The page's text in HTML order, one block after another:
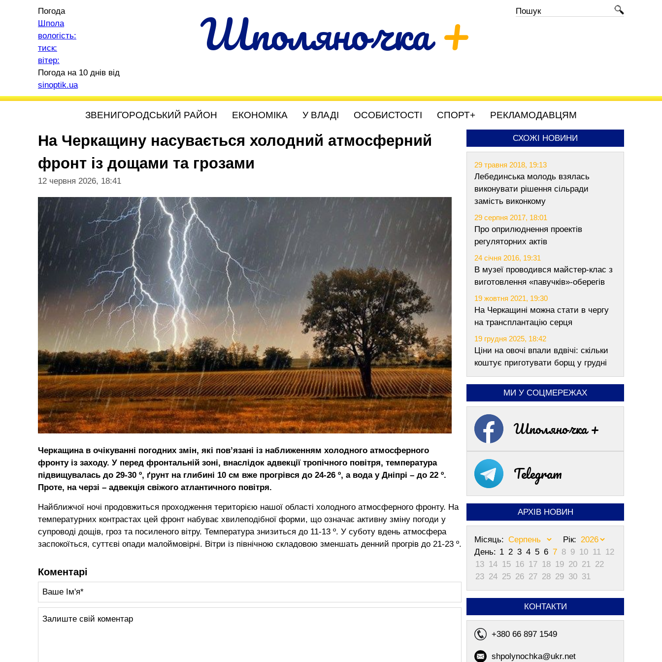
Шполяночка+
Погода
Шпола
вологість:
тиск:
вітер:
Погода на 10 днів від
sinoptik.ua
ЗВЕНИГОРОДСЬКИЙ РАЙОН ЕКОНОМІКА У ВЛАДІ ОСОБИСТОСТІ СПОРТ+ РЕКЛАМОДАВЦЯМ
На Черкащину насувається холодний атмосферний
фронт із дощами та грозами
12 червня 2026, 18:41
Черкащина в очікуванні погодних змін, які пов’язані із наближенням холодного атмосферного
фронту із заходу. У перед фронтальній зоні, внаслідок адвекції тропічного повітря, температура
підвищувалась до 29-30 º, ґрунт на глибині 10 см вже прогрівся до 24-26 º, а вода у Дніпрі – до 22 º.
Проте, на черзі – адвекція свіжого атлантичного повітря.
Найближчої ночі продовжиться проходження територією нашої області холодного атмосферного фронту. На
температурних контрастах цей фронт набуває хвилеподібної форми, що означає активну зміну погоди у
супроводі дощів, гроз та посиленого вітру. Температура знизиться до 11-13 º. У суботу вдень атмосфера
заспокоїться, суттєві опади малоймовірні. Вітри із північною складовою зменшать денний прогрів до 21-23 º.
Коментарі
СХОЖІ НОВИНИ
29 травня 2018, 19:13
Лебединська молодь взялась
виконувати рішення сільради
замість виконкому
29 серпня 2017, 18:01
Про оприлюднення проектів
регуляторних актів
24 січня 2016, 19:31
В музеї проводився майстер-клас з
виготовлення «павучків»-оберегів
19 жовтня 2021, 19:30
На Черкащині можна стати в чергу
на трансплантацію серця
19 грудня 2025, 18:42
Ціни на овочі впали вдвічі: скільки
коштує приготувати борщ у грудні
МИ У СОЦМЕРЕЖАХ
Шполяночка +
Telegram
АРХІВ НОВИН
Місяць:
Рік:
День: 1 2 3 4 5 6 7 8 9 10 11 12
13 14 15 16 17 18 19 20 21 22
23 24 25 26 27 28 29 30 31
КОНТАКТИ
+380 66 897 1549
shpolynochka@ukr.net